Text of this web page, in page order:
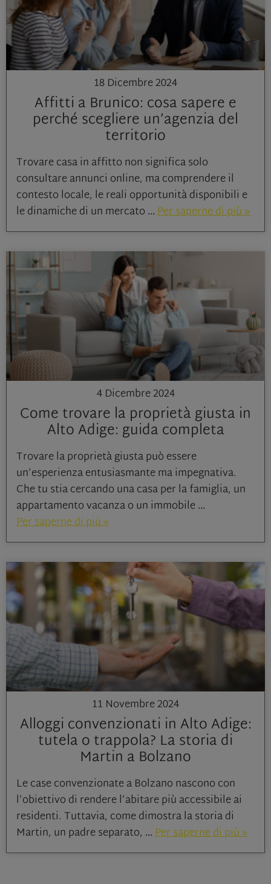
Affitti a Brunico: cosa sapere e
perché scegliere un’agenzia del
territorio
Trovare casa in affitto non significa solo
consultare annunci online, ma comprendere il
contesto locale, le reali opportunità disponibili e
le dinamiche di un mercato
Per saperne di più »
18 Dicembre 2024
Come trovare la proprietà giusta in
Alto Adige: guida completa
Trovare la proprietà giusta può essere
un’esperienza entusiasmante ma impegnativa.
Che tu stia cercando una casa per la famiglia, un
appartamento vacanza o un immobile
Per saperne di più »
4 Dicembre 2024
Alloggi convenzionati in Alto Adige:
tutela o trappola? La storia di
Martin a Bolzano
Le case convenzionate a Bolzano nascono con
l’obiettivo di rendere l’abitare più accessibile ai
residenti. Tuttavia, come dimostra la storia di
Martin, un padre separato,
Per saperne di più »
11 Novembre 2024